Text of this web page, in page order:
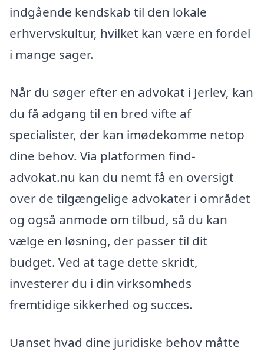
indgående kendskab til den lokale
erhvervskultur, hvilket kan være en fordel
i mange sager.
Når du søger efter en advokat i Jerlev, kan
du få adgang til en bred vifte af
specialister, der kan imødekomme netop
dine behov. Via platformen find-
advokat.nu kan du nemt få en oversigt
over de tilgængelige advokater i området
og også anmode om tilbud, så du kan
vælge en løsning, der passer til dit
budget. Ved at tage dette skridt,
investerer du i din virksomheds
fremtidige sikkerhed og succes.
Uanset hvad dine juridiske behov måtte